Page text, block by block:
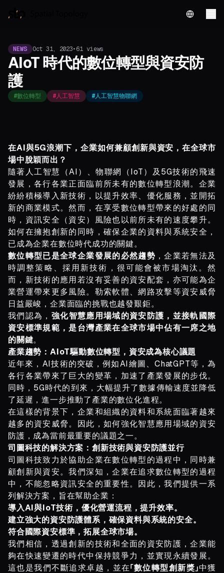
English
NEWS Oct 31, 2023• 61views
AIoT 時代的數位轉型與資安防
護
#數位轉型 #人工智慧 #人工智慧物聯網
在AI與5G浪潮下，企業如何兼顧創新與資安，在全球市
場中脫穎而出？
隨著人工智慧（AI）、物聯網（IoT）及5G技術的飛速
發展，各行各業正面臨前所未有的數位轉型浪潮。企業
紛紛積極導入新技術，以提升效率、優化服務，並開拓
新的商業模式。然而，在享受數位轉型帶來的好處的同
時，資訊安全（資安）風險也以前所未有的速度攀升。
如何在擁抱創新的同時，確保企業的資料與系統安全，
已成為企業在數位時代成功的關鍵。
數位轉型已是全球企業發展的必然趨勢 ，企業若無法及
時調整策略、採用新技術，很可能會被市場淘汰。然
而，新技術的應用若沒有妥善的資安配套，亦可能為企
業營運帶來更多風險。勒索軟體、網路攻擊等資安威脅
日益嚴峻，企業面臨的挑戰也越發艱鉅。
我們認為， 強化智慧應用場域的資安防護，並接軌國際
資安標準規範，是台灣產業在全球市場中佔有一席之地
的關鍵。
產業趨勢：AIoT驅動數位轉型，資安成為核心議題
近年來，AI技術的突破，例如AI繪圖、ChatGPT等，為
各行各業帶來了巨大的變革，加速了產業發展的步伐。
同時，5G時代的到來，大幅提升了數據傳輸速度並降低
了延遲，進一步推動了產業的數位化進程。
在這樣的背景下，企業和組織的資料和系統面臨著越來
越多的資安威脅。因此，如何強化智慧應用場域的資安
防護，成為當前最重要的議題之一。
司圖科技的解決方案：創新技術與資安防護並行
司圖科技致力於協助企業在數位轉型的過程中，同時兼
顧創新與資安。我們深知，企業在追求數位轉型的過程
中，不能忽略資訊安全的重要性。因此，我們提供一系
列解決方案，旨在幫助企業：
導入AI與IoT技術，優化營運流程，提升效率。
建立強大的資安防護體系，確保資料與系統的安全。
符合國際資安標準，拓展全球市場。
我們相信，透過創新的技術和全面的資安防護，企業能
夠在快速變遷的時代中保持競爭力，並實現永續發展。
這也是我們不斷追求卓越，並在「數位轉型創新獎」中獲